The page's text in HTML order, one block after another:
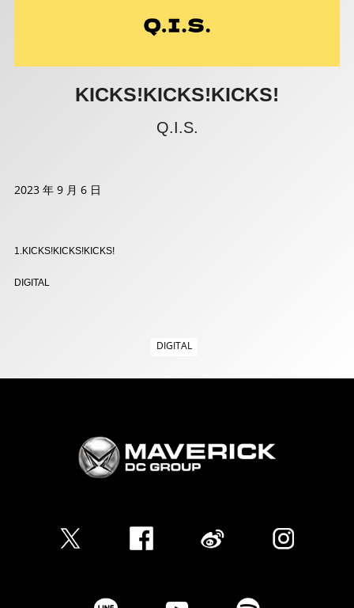
KICKS!KICKS!KICKS!
Q.I.S.
2023 年 9 月 6 日
1.KICKS!KICKS!KICKS!
DIGITAL
DIGITAL